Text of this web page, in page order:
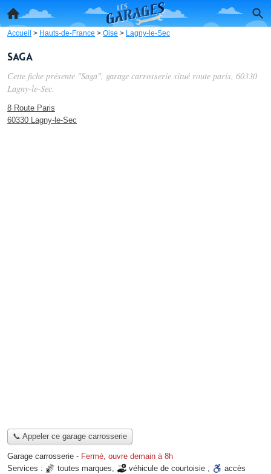
Accueil > Hauts-de-France > Oise > Lagny-le-Sec
Saga
Cette fiche présente "Saga", garage carrosserie situé route paris, 60330
Lagny-le-Sec.
8 Route Paris
60330 Lagny-le-Sec
📞 Appeler ce garage carrosserie
Garage carrosserie - Fermé, ouvre demain à 8h
Services :
toutes marques, véhicule de courtoisie ,
accès